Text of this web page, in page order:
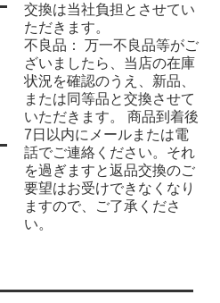
交換は当社負担とさせてい
ただきます。
不良品： 万一不良品等がご
ざいましたら、当店の在庫
状況を確認のうえ、新品、
または同等品と交換させて
いただきます。 商品到着後
7日以内にメールまたは電
話でご連絡ください。それ
を過ぎますと返品交換のご
要望はお受けできなくなり
ますので、ご了承くださ
い。